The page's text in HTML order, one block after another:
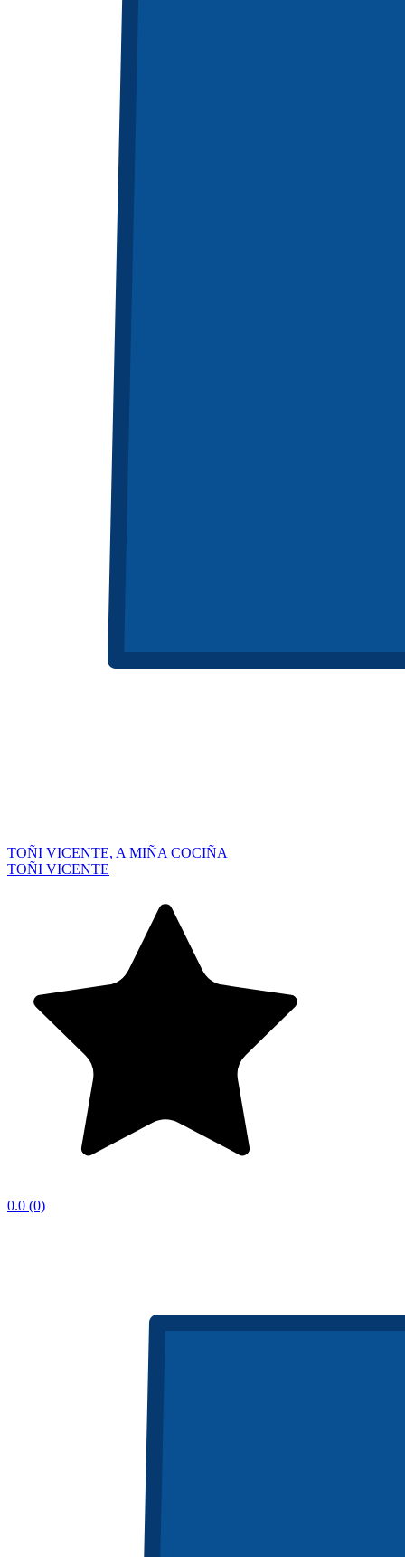
TOÑI VICENTE, A MIÑA COCIÑA
TOÑI VICENTE
0.0 (0)